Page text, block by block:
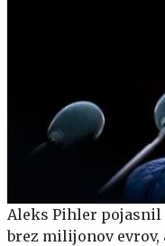
Aleks Pihler pojasnil
brez milijonov evrov,